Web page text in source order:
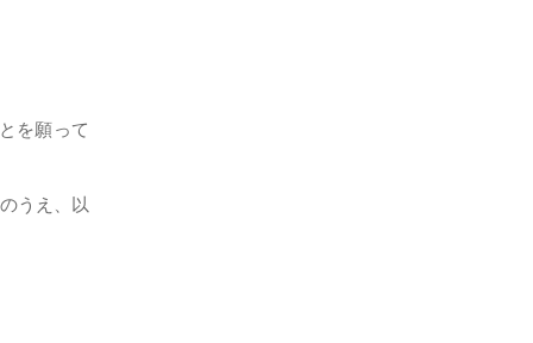
を願って
うえ、以